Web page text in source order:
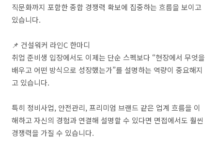
직문화까지 포함한 종합 경쟁력 확보에 집중하는 흐름을 보이고
있습니다.
📌 건설워커 라인C 한마디
취업 준비생 입장에서도 이제는 단순 스펙보다 “현장에서 무엇을
배우고 어떤 방식으로 성장했는가”를 설명하는 역량이 중요해지
고 있습니다.
특히 정비사업, 안전관리, 프리미엄 브랜드 같은 업계 흐름을 이
해하고 자신의 경험과 연결해 설명할 수 있다면 면접에서도 훨씬
경쟁력을 가질 수 있습니다.